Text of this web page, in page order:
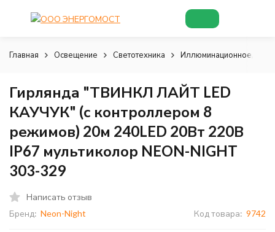
Главная Освещение Светотехника Иллюминационное,
Гирлянда "ТВИНКЛ ЛАЙТ LED
КАУЧУК" (с контроллером 8
режимов) 20м 240LED 20Вт 220В
IP67 мультиколор NEON-NIGHT
303-329
Написать отзыв
Бренд: Neon-Night Код товара: 9742